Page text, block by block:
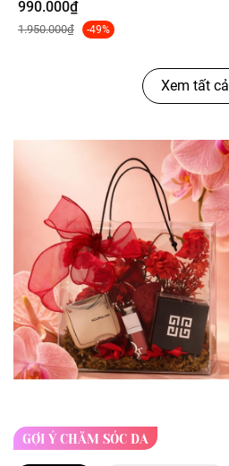
990.000₫
1.950.000₫ -49%
Xem tất cả
GỢI Ý CHĂM SÓC DA